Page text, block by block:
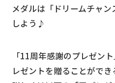
メダルは「ドリームチャ
しよう♪
「11周年感謝のプレゼン
レゼントを贈ることができ